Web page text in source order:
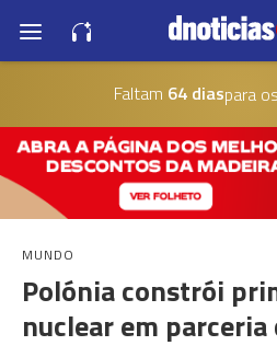
Faltam 64 diaspara os
MUNDO
Polónia constrói
nuclear em parceria